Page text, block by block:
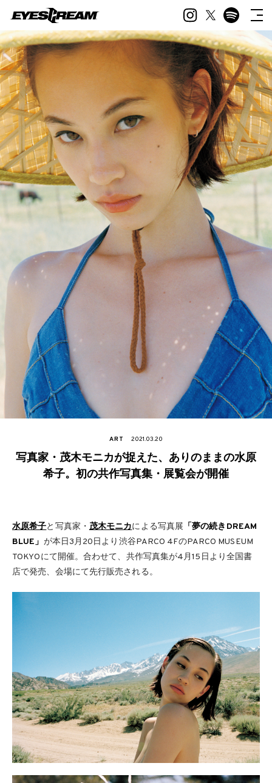
ART 2021.03.20
写真家・茂⽊モニカが捉えた、ありのままの⽔原
希⼦。初の共作写真集・展覧会が開催
水原希子と写真家・ 茂木モニカによる写真展 「夢の続きDREAM
BLUE」 が本日3⽉20日より渋⾕PARCO 4FのPARCO MUSEUM
TOKYOにて開催。合わせて、共作写真集が4月15日より全国書
店で発売、会場にて先⾏販売される。